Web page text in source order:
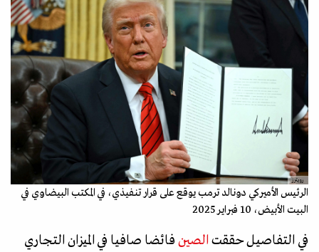
رويترز
الرئيس الأميركي دونالد ترمب يوقع على قرار تنفيذي، في المكتب البيضاوي في
البيت الأبيض، 10 فبراير 2025
في التفاصيل حققت الصين فائضا صافيا في الميزان التجاري